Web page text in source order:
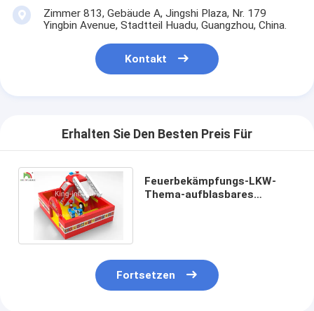
Zimmer 813, Gebäude A, Jingshi Plaza, Nr. 179
Yingbin Avenue, Stadtteil Huadu, Guangzhou, China.
Kontakt
Erhalten Sie Den Besten Preis Für
Feuerbekämpfungs-LKW-
Thema-aufblasbares
Fortsetzen